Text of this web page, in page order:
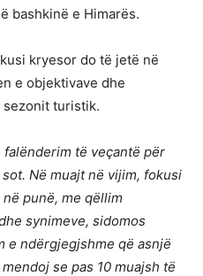
bashkinë e Himarës.
kryesor do të jetë në
e objektivave dhe
turistik.
të veçantë për
Në muajt në vijim, fokusi
punë, me qëllim
synimeve, sidomos
e ndërgjegjshme që asnjë
se pas 10 muajsh të